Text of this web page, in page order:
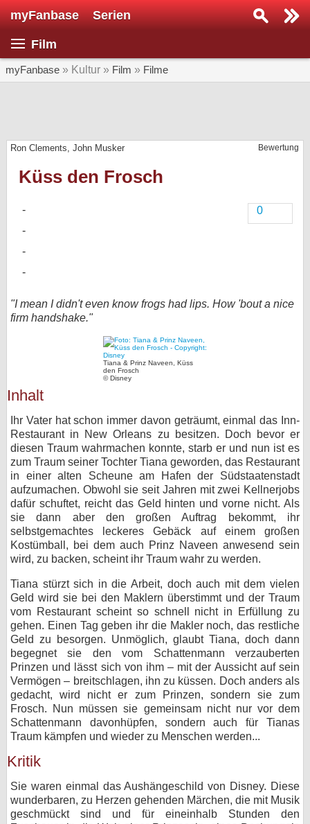
myFanbase Serien
Film
myFanbase » Kultur » Film » Filme
Bewertung
Ron Clements, John Musker
Küss den Frosch
0
"I mean I didn't even know frogs had lips. How 'bout a nice
firm handshake."
Tiana & Prinz Naveen, Küss
den Frosch
© Disney
Inhalt
Ihr Vater hat schon immer davon geträumt, einmal das Inn-
Restaurant in New Orleans zu besitzen. Doch bevor er
diesen Traum wahrmachen konnte, starb er und nun ist es
zum Traum seiner Tochter Tiana geworden, das Restaurant
in einer alten Scheune am Hafen der Südstaatenstadt
aufzumachen. Obwohl sie seit Jahren mit zwei Kellnerjobs
dafür schuftet, reicht das Geld hinten und vorne nicht. Als
sie dann aber den großen Auftrag bekommt, ihr
selbstgemachtes leckeres Gebäck auf einem großen
Kostümball, bei dem auch Prinz Naveen anwesend sein
wird, zu backen, scheint ihr Traum wahr zu werden.
Tiana stürzt sich in die Arbeit, doch auch mit dem vielen
Geld wird sie bei den Maklern überstimmt und der Traum
vom Restaurant scheint so schnell nicht in Erfüllung zu
gehen. Einen Tag geben ihr die Makler noch, das restliche
Geld zu besorgen. Unmöglich, glaubt Tiana, doch dann
begegnet sie den vom Schattenmann verzauberten
Prinzen und lässt sich von ihm – mit der Aussicht auf sein
Vermögen – breitschlagen, ihn zu küssen. Doch anders als
gedacht, wird nicht er zum Prinzen, sondern sie zum
Frosch. Nun müssen sie gemeinsam nicht nur vor dem
Schattenmann davonhüpfen, sondern auch für Tianas
Traum kämpfen und wieder zu Menschen werden...
Kritik
Sie waren einmal das Aushängeschild von Disney. Diese
wunderbaren, zu Herzen gehenden Märchen, die mit Musik
geschmückt sind und für eineinhalb Stunden den
Serie suchen...
SERIEN
Veranstaltungen
Forum
bei Facebook
Nutzungsbedingungen
Datenschutz
Cookie-Einstellungen
Impressum
Desktop-Ansicht
myFanbase